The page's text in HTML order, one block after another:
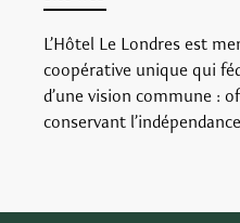
L’Hôtel Le Londres est
coopérative unique qui
d’une vision commune :
conservant